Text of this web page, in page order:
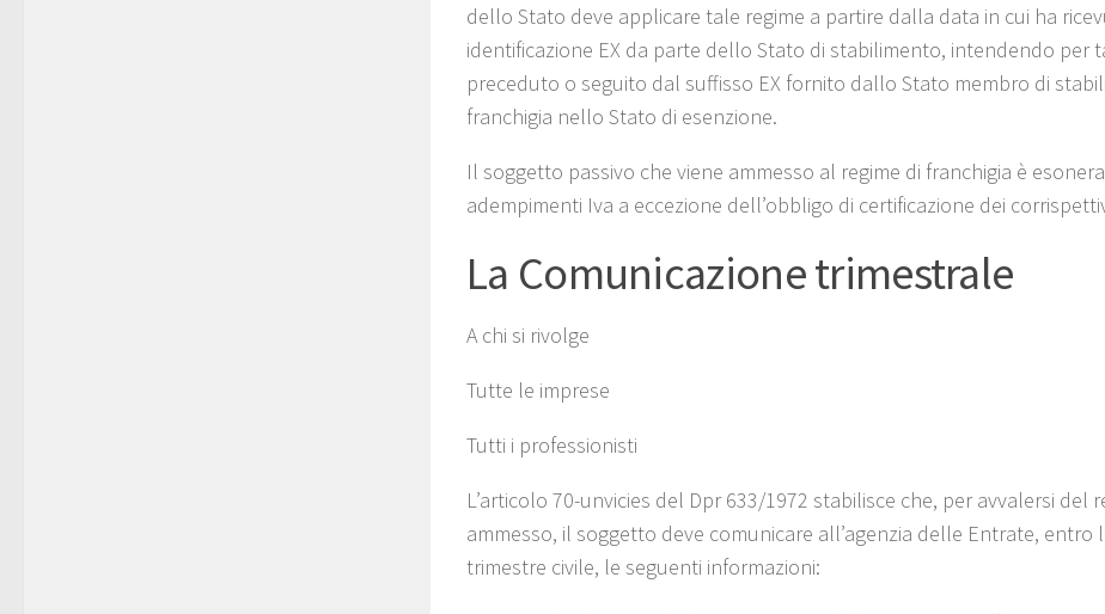
dello Stato deve applicare tale regime a partire dalla data in cui ha
identificazione EX da parte dello Stato di stabilimento, intendendo per
preceduto o seguito dal suffisso EX fornito dallo Stato membro di
franchigia nello Stato di esenzione.
Il soggetto passivo che viene ammesso al regime di franchigia è
adempimenti Iva a eccezione dell’obbligo di certificazione dei
La Comunicazione trimestrale
A chi si rivolge
Tutte le imprese
Tutti i professionisti
L’articolo 70-unvicies del Dpr 633/1972 stabilisce che, per avvalersi del
ammesso, il soggetto deve comunicare all’agenzia delle Entrate, entro
trimestre civile, le seguenti informazioni: